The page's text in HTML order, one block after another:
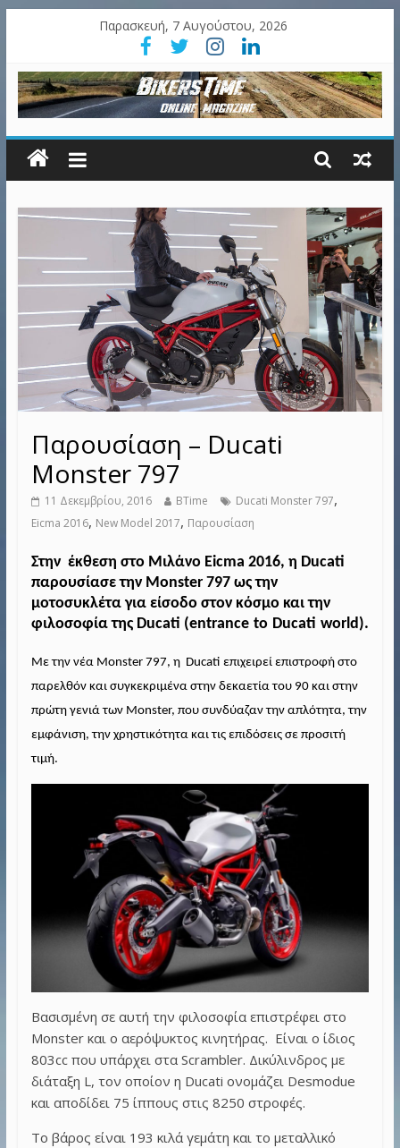
Παρασκευή, 7 Αυγούστου, 2026
Παρουσίαση – Ducati
Monster 797
11 Δεκεμβρίου, 2016 BTime Ducati Monster 797,
Eicma 2016, New Model 2017, Παρουσίαση
Στην έκθεση στο Μιλάνο Eicma 2016, η Ducati
παρουσίασε την Monster797 ως την
μοτοσυκλέτα για είσοδο στον κόσμο και την
φιλοσοφία της Ducati (entrance to Ducati world ).
Με την νέα Monster797, η Ducati επιχειρεί επιστροφή στο
παρελθόν και συγκεκριμένα στην δεκαετία του 90 και στην
πρώτη γενιά των Monster, που συνδύαζαν την απλότητα, την
εμφάνιση, την χρηστικότητα και τις επιδόσεις σε προσιτή
τιμή.
Βασισμένη σε αυτή την φιλοσοφία επιστρέφει στο
Monsterκαι ο αερόψυκτος κινητήρας. Είναι ο ίδιος
803cc που υπάρχει στα Scrambler. Δικύλινδρος με
διάταξη L, τον οποίον η Ducati ονομάζει Desmodue
και αποδίδει 75 ίππους στις 8250 στροφές.
Το βάρος είναι 193 κιλά γεμάτη και το μεταλλικό